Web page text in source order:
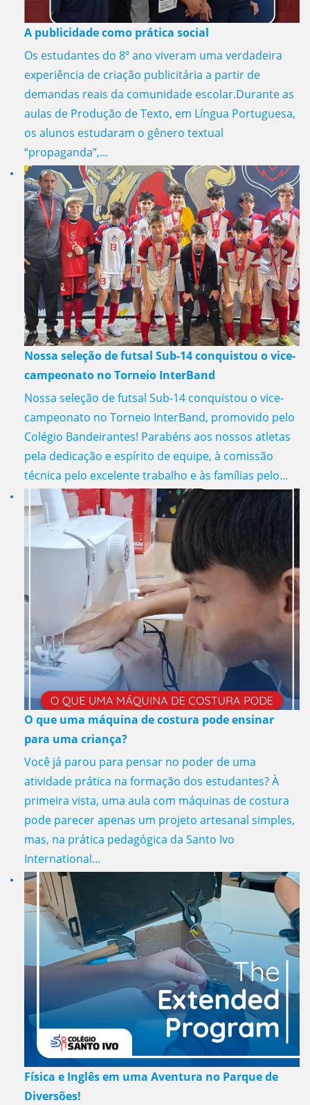
A publicidade como prática social
Os estudantes do 8º ano viveram uma verdadeira
experiência de criação publicitária a partir de
demandas reais da comunidade escolar.Durante as
aulas de Produção de Texto, em Língua Portuguesa,
os alunos estudaram o gênero textual
“propaganda”,...
Nossa seleção de futsal Sub-14 conquistou o vice-
campeonato no Torneio InterBand
Nossa seleção de futsal Sub-14 conquistou o vice-
campeonato no Torneio InterBand, promovido pelo
Colégio Bandeirantes! Parabéns aos nossos atletas
pela dedicação e espírito de equipe, à comissão
técnica pelo excelente trabalho e às famílias pelo...
O que uma máquina de costura pode ensinar
para uma criança?
Você já parou para pensar no poder de uma
atividade prática na formação dos estudantes? À
primeira vista, uma aula com máquinas de costura
pode parecer apenas um projeto artesanal simples,
mas, na prática pedagógica da Santo Ivo
International...
Física e Inglês em uma Aventura no Parque de
Diversões!